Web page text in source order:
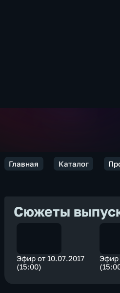
Главная Каталог
Сюжеты
Эфир от 10.07.2017
(15:00)
Эфир